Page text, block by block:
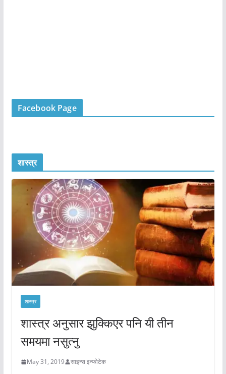
Facebook Page
शास्त्र
शास्त्र
शास्त्र अनुसार झुक्किएर पनि यी तीन
समयमा नसुत्नु
May 31, 2019 साइन्स इन्फोटेक